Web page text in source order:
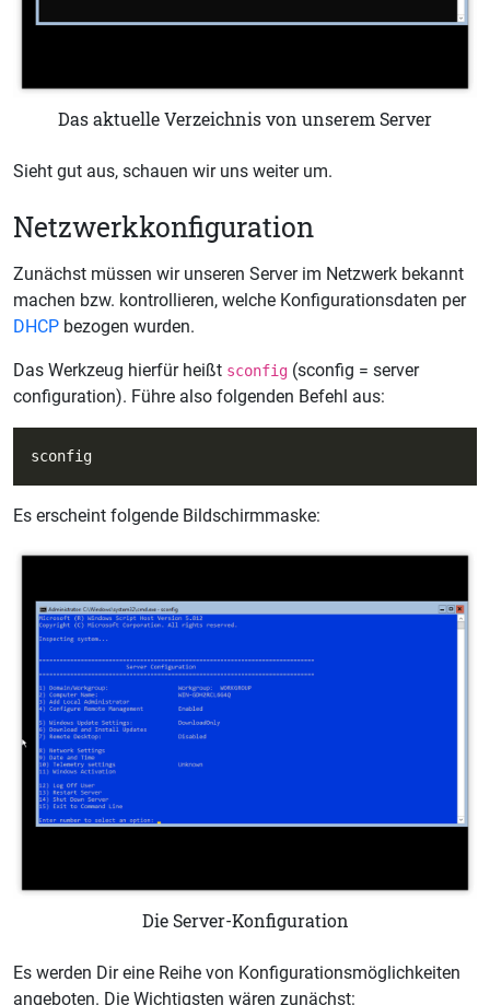
Das aktuelle Verzeichnis von unserem Server
Sieht gut aus, schauen wir uns weiter um.
Netzwerkkonfiguration
Zunächst müssen wir unseren Server im Netzwerk bekannt
machen bzw. kontrollieren, welche Konfigurationsdaten per
DHCP bezogen wurden.
Das Werkzeug hierfür heißt sconfig (sconfig = server
configuration). Führe also folgenden Befehl aus:
Es erscheint folgende Bildschirmmaske:
Die Server-Konfiguration
Es werden Dir eine Reihe von Konfigurationsmöglichkeiten
angeboten. Die Wichtigsten wären zunächst: